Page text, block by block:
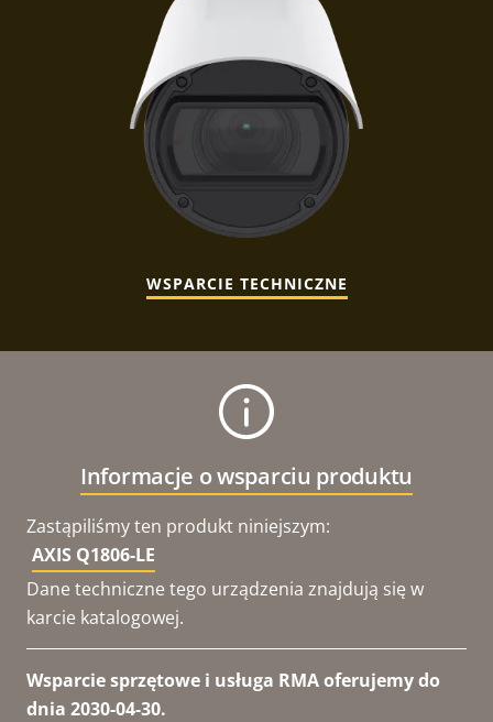
WSPARCIE TECHNICZNE
Informacje o wsparciu produktu
Zastąpiliśmy ten produkt niniejszym:
AXIS Q1806-LE
Dane techniczne tego urządzenia znajdują się w
karcie katalogowej.
Wsparcie sprzętowe i usługa RMA oferujemy do
dnia 2030-04-30.